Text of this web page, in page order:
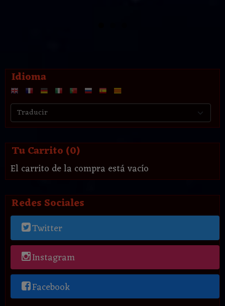
Idioma
Tu Carrito (0)
El carrito de la compra está vacío
Redes Sociales
Twitter
Instagram
Facebook